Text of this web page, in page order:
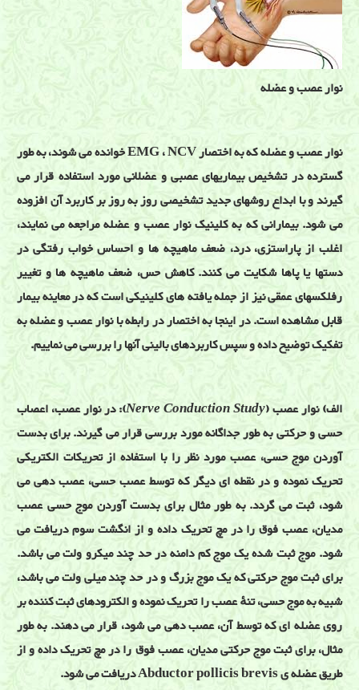
نوار عصب و عضله
نوار عصب و عضله که به اختصار EMG ، NCV خوانده می شوند، به طور
گسترده در تشخیص بیماریهای عصبی و عضلانی مورد استفاده قرار می
گیرند و با ابداع روشهای جدید تشخیصی روز به روز بر کاربرد آن افزوده
می شود. بیمارانی که به کلینیک نوار عصب و عضله مراجعه می نمایند،
اغلب از پاراستزی، درد، ضعف ماهیچه ها و احساس خواب رفتگی در
دستها یا پاها شکایت می کنند. کاهش حس، ضعف ماهیچه ها و تغییر
رفلکسهای عمقی نیز از جمله یافته های کلینیکی است که در معاینه بیمار
قابل مشاهده است. در اینجا به اختصار در رابطه با نوار عصب و عضله به
تفکیک توضیح داده و سپس کاربردهای بالینی آنها را بررسی می نماییم.
الف) نوار عصب (Nerve Conduction Study): در نوار عصب، اعصاب
حسی و حرکتی به طور جداگانه مورد بررسی قرار می گیرند. برای بدست
آوردن موج حسی، عصب مورد نظر را با استفاده از تحریکات الکتریکی
تحریک نموده و در نقطه ای دیگر که توسط عصب حسی، عصب دهی می
شود، ثبت می گردد. به طور مثال برای بدست آوردن موج حسی عصب
مدیان، عصب فوق را در مچ تحریک داده و از انگشت سوم دریافت می
شود. موج ثبت شده یک موج کم دامنه در حد چند میکرو ولت می باشد.
برای ثبت موج حرکتی که یک موج بزرگ و در حد چند میلی ولت می باشد،
شبیه به موج حسی، تنهٔ عصب را تحریک نموده و الکترودهای ثبت کننده بر
روی عضله ای که توسط آن، عصب دهی می شود، قرار می دهند. به طور
مثال، برای ثبت موج حرکتی مدیان، عصب فوق را در مچ تحریک داده و از
طریق عضله ی Abductor pollicis brevis دریافت می شود.